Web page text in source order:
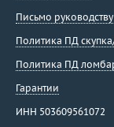
Письмо руководству
Политика ПД
Политика ПД
Гарантии
ИНН 503609561072